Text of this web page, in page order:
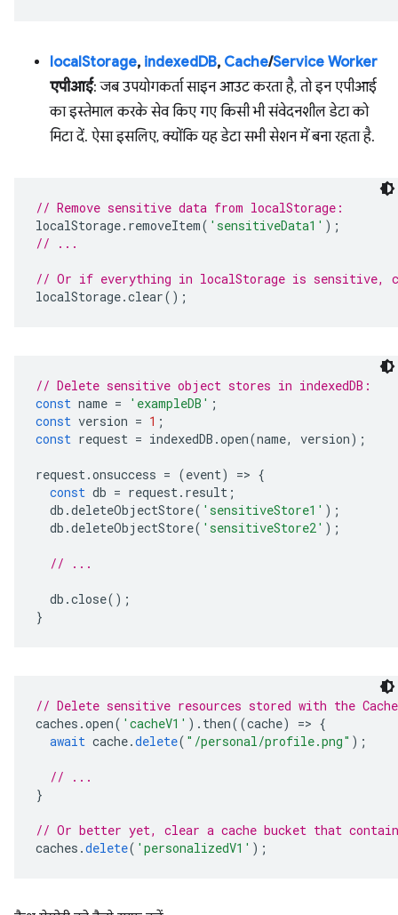
localStorage, indexedDB, Cache/Service Worker
एपीआई: जब उपयोगकर्ता साइन आउट करता है, तो इन एपीआई
का इस्तेमाल करके सेव किए गए किसी भी संवेदनशील डेटा को
मिटा दें. ऐसा इसलिए, क्योंकि यह डेटा सभी सेशन में बना रहता है.
// Remove sensitive data from localStorage:
localStorage. removeItem( 'sensitiveData1' );
// ...
// Or if everything in localStorage is
localStorage.clear();
// Delete sensitive object stores in indexedDB:
const name = 'exampleDB' ;
const version = 1 ;
const request = indexedDB .open(name, version);
request.onsuccess = (event) => {
const db = request. result ;
db .deleteObjectStore( 'sensitiveStore1' );
db .deleteObjectStore( 'sensitiveStore2' );
// ...
db .close();
}
// Delete sensitive resources stored with the
caches .open( 'cacheV1' ). then((cache) => {
await cache.delete( "/personal/profile.png" );
// ...
}
// Or better yet, clear a cache bucket that
caches .delete( 'personalizedV1' );